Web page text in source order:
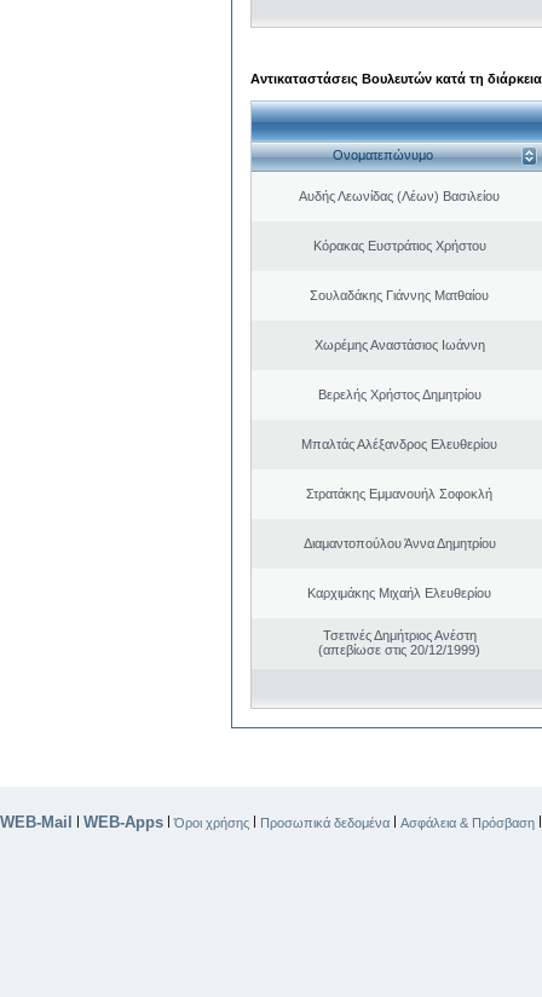
Αντικαταστάσεις Βουλευτών κατά τη
Ονοματεπώνυμο
Αυδής Λεωνίδας (Λέων) Βασιλείου
Κόρακας Ευστράτιος Χρήστου
Σουλαδάκης Γιάννης Ματθαίου
Χωρέμης Αναστάσιος Ιωάννη
Βερελής Χρήστος Δημητρίου
Μπαλτάς Αλέξανδρος Ελευθερίου
Στρατάκης Εμμανουήλ Σοφοκλή
Διαμαντοπούλου Άννα Δημητρίου
Καρχιμάκης Μιχαήλ Ελευθερίου
Τσετινές Δημήτριος Ανέστη
(απεβίωσε στις 20/12/1999)
WEB-Mail | WEB-Apps |Όροι χρήσης | Προσωπικά δεδομένα | Ασφάλεια & Πρόσβαση